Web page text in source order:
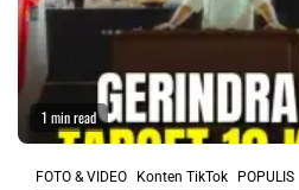
1 min read
FOTO & VIDEO Konten TikTok POPULIS